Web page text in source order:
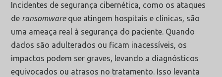
Incidentes de segurança cibernética, como os ataques
de ransomwareque atingem hospitais e clínicas, são
uma ameaça real à segurança do paciente. Quando
dados são adulterados ou ficam inacessíveis, os
impactos podem ser graves, levando a diagnósticos
equivocados ou atrasos no tratamento. Isso levanta